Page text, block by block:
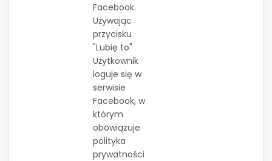
Facebook.
Używając
przycisku
"Lubię to"
Użytkownik
loguje się w
serwisie
Facebook, w
którym
obowiązuje
polityka
prywatności